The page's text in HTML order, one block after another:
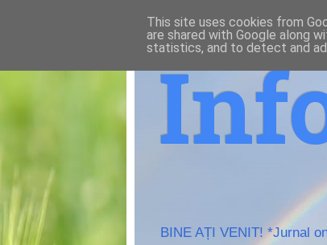
BINE AȚI VENIT! *Jurnal
This site uses cookies from
are shared with Google along
statistics, and to detect and